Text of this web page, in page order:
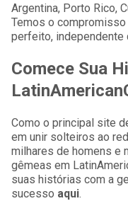
Argentina, Porto Rico,
Temos o compromisso
perfeito, independente
Comece Sua
Como o principal site
em unir solteiros ao
milhares de homens e
gêmeas em
suas histórias com a
sucesso aqui.